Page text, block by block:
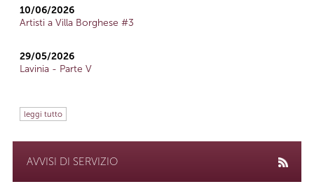
10/06/2026
Artisti a Villa Borghese #3
29/05/2026
Lavinia - Parte V
leggi tutto
AVVISI DI SERVIZIO